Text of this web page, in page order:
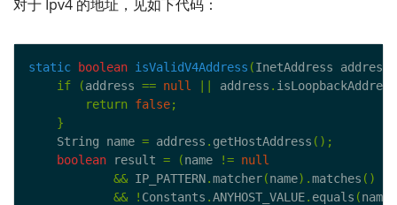
对于 Ipv4 的地址，见如下代码：
static boolean isValidV4Address (InetAddress address
if
(address == null address . isLoopbackAddress
return
false;
}
    String name
= address . getHostAddress ();
boolean result = (name != null
&& IP_PATTERN.matcher(name).matches ()
&&
! Constants .ANYHOST_VALUE. equals (name